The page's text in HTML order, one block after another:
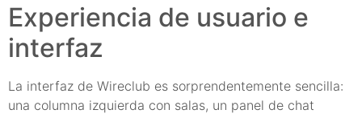
Experiencia de usuario e
interfaz
La interfaz de Wireclub es sorprendentemente sencilla:
una columna izquierda con salas, un panel de chat